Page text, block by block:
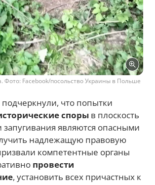
Фото: Facebook/посольство Украины в Польше
подчеркнули, что попытки
споры в плоскость
запугивания являются опасными
надлежащую правовую
компетентные органы
провести
, установить всех причастных к